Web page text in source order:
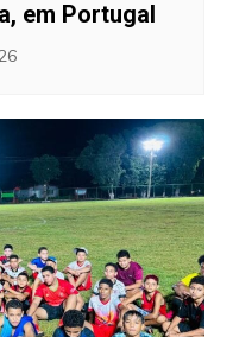
em Portugal